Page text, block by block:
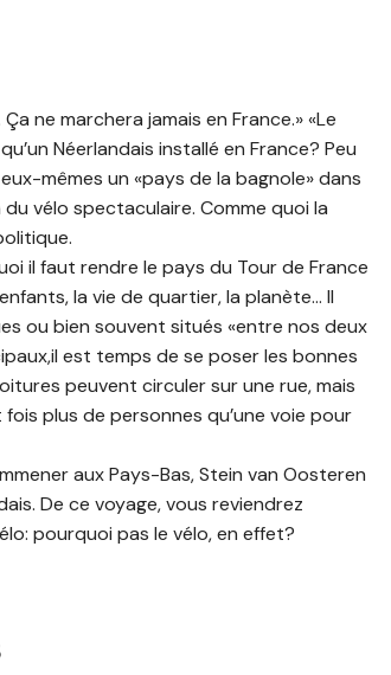
ne marchera jamais en France.» «Le
Néerlandais installé en France? Peu
mêmes un «pays de la bagnole» dans
vélo spectaculaire. Comme quoi la
il faut rendre le pays du Tour de France
la vie de quartier, la planète… Il
ou bien souvent situés «entre nos deux
est temps de se poser les bonnes
peuvent circuler sur une rue, mais
plus de personnes qu’une voie pour
aux Pays-Bas, Stein van Oosteren
De ce voyage, vous reviendrez
pourquoi pas le vélo, en effet?